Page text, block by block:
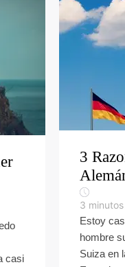
casi
3
3
Estoy
hombre
Suiza en